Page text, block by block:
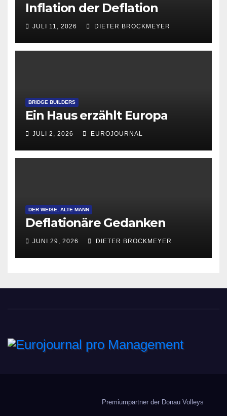
Inflation der Deflation
JULI 11, 2026 DIETER BROCKMEYER
BRIDGE BUILDERS
Ein Haus erzählt Europa
JULI 2, 2026 EUROJOURNAL
DER WEISE, ALTE MANN
Deflationäre Gedanken
JUNI 29, 2026 DIETER BROCKMEYER
Premiumpartner der Donau Volleys